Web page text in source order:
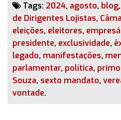
Tags: 2024, agosto, blog,
de Dirigentes Lojistas,
eleições, eleitores,
presidente, exclusividade,
legado, manifestações,
parlamentar, política,
Souza, sexto mandato,
vontade.